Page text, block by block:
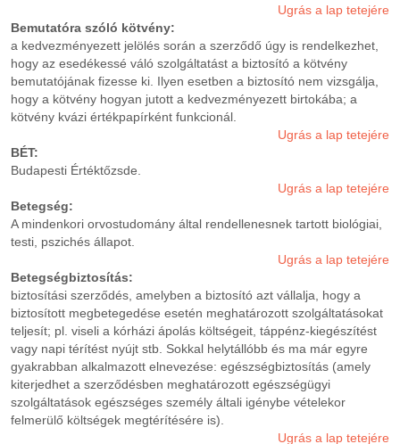
Ugrás a lap tetejére
Bemutatóra szóló kötvény:
a kedvezményezett jelölés során a szerződő úgy is rendelkezhet,
hogy az esedékessé váló szolgáltatást a biztosító a kötvény
bemutatójának fizesse ki. Ilyen esetben a biztosító nem vizsgálja,
hogy a kötvény hogyan jutott a kedvezményezett birtokába; a
kötvény kvázi értékpapírként funkcionál.
Ugrás a lap tetejére
BÉT:
Budapesti Értéktőzsde.
Ugrás a lap tetejére
Betegség:
A mindenkori orvostudomány által rendellenesnek tartott biológiai,
testi, pszichés állapot.
Ugrás a lap tetejére
Betegségbiztosítás:
biztosítási szerződés, amelyben a biztosító azt vállalja, hogy a
biztosított megbetegedése esetén meghatározott szolgáltatásokat
teljesít; pl. viseli a kórházi ápolás költségeit, táppénz-kiegészítést
vagy napi térítést nyújt stb. Sokkal helytállóbb és ma már egyre
gyakrabban alkalmazott elnevezése: egészségbiztosítás (amely
kiterjedhet a szerződésben meghatározott egészségügyi
szolgáltatások egészséges személy általi igénybe vételekor
felmerülő költségek megtérítésére is).
Ugrás a lap tetejére